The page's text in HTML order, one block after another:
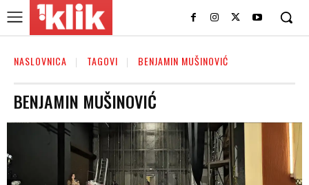
NASLOVNICA TAGOVI BENJAMIN MUŠINOVIĆ
BENJAMIN MUŠINOVIĆ